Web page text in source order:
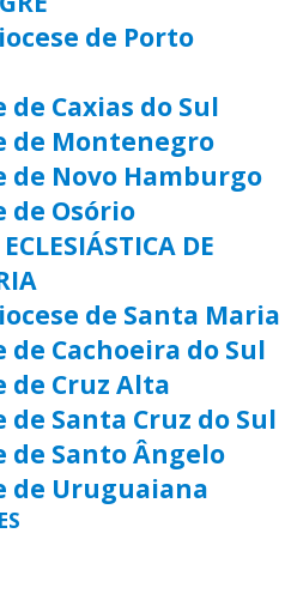
de Porto
de Caxias do Sul
de Montenegro
de Novo Hamburgo
de Osório
DE
de Santa Maria
de Cachoeira do Sul
de Cruz Alta
de Santa Cruz do Sul
de Santo Ângelo
de Uruguaiana